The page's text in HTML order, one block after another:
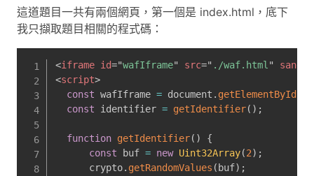
這道題目一共有兩個網頁，第一個是 index.html，底下
我只擷取題目相關的程式碼：
<iframe id="wafIframe" src=" ./waf.html"
<script>
const wafIframe = document . getElementById
const identifier = getIdentifier( ) ;
function getIdentifier( )
{
const buf = new Uint32Array(2) ;
      crypto
. getRandomValues ( buf) ;